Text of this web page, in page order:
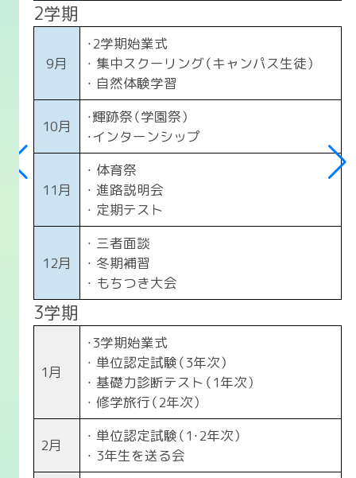
2学期
9月
・2学期始業式
・ 集中スクーリング（キャンパス生徒）
・ 自然体験学習
10月
・輝跡祭（学園祭）
・インターンシップ
11月
・ 体育祭
・ 進路説明会
・ 定期テスト
12月
・ 三者面談
・ 冬期補習
・ もちつき大会
3学期
1月
・3学期始業式
・ 単位認定試験（3年次）
・ 基礎力診断テスト（1年次）
・ 修学旅行（2年次）
2月
・ 単位認定試験（1・2年次）
・ 3年生を送る会